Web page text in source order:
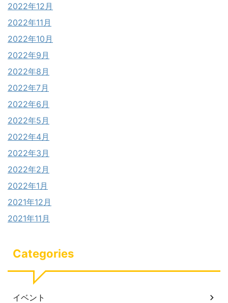
2022年12月
2022年11月
2022年10月
2022年9月
2022年8月
2022年7月
2022年6月
2022年5月
2022年4月
2022年3月
2022年2月
2022年1月
2021年12月
2021年11月
Categories
イベント